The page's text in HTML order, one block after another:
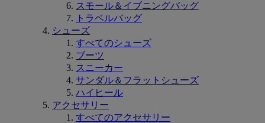
スモール＆イブニングバッグ
トラベルバッグ
シューズ
すべてのシューズ
ブーツ
スニーカー
サンダル＆フラットシューズ
ハイヒール
アクセサリー
すべてのアクセサリー